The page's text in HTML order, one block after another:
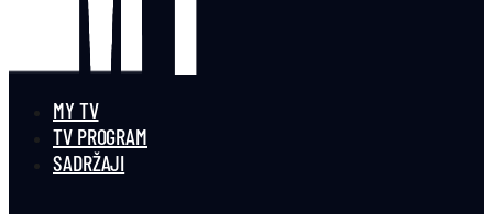
MY TV
TV PROGRAM
SADRŽAJI